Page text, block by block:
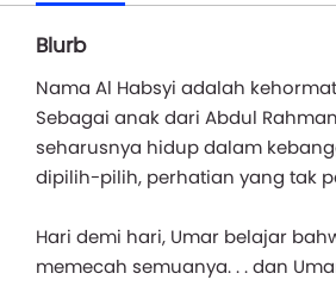
Blurb
Nama Al Habsyi adalah
Sebagai anak dari Abdul
seharusnya hidup dalam
dipilih-pilih, perhatian yang tak
Hari demi hari, Umar belajar
memecah semuanya. . . dan